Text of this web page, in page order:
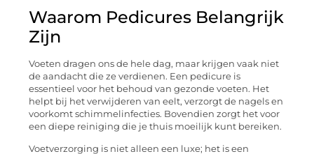
Waarom Pedicures Belangrijk
Zijn
Voeten dragen ons de hele dag, maar krijgen vaak niet
de aandacht die ze verdienen. Een pedicure is
essentieel voor het behoud van gezonde voeten. Het
helpt bij het verwijderen van eelt, verzorgt de nagels en
voorkomt schimmelinfecties. Bovendien zorgt het voor
een diepe reiniging die je thuis moeilijk kunt bereiken.
Voetverzorging is niet alleen een luxe; het is een